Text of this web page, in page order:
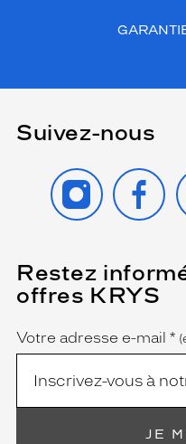
Suivez-nous
INSTAGRAM
Restez
offres KRYS
Name
Votre adresse e-mail *
(Ce
champ
est
JE